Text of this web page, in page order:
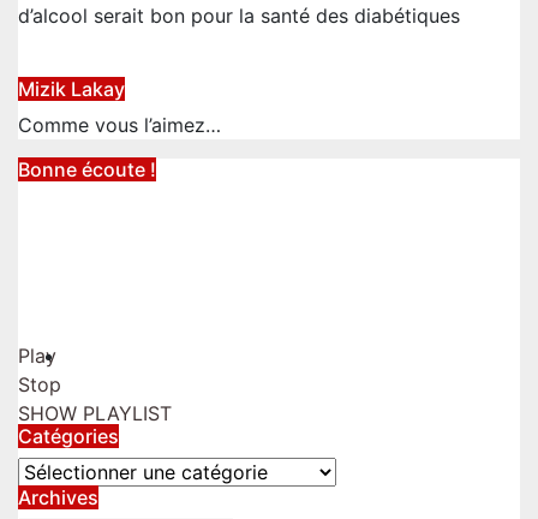
d’alcool serait bon pour la santé des diabétiques
Mizik Lakay
Comme vous l’aimez…
Bonne écoute !
Play
Stop
SHOW PLAYLIST
Catégories
Catégories
Archives